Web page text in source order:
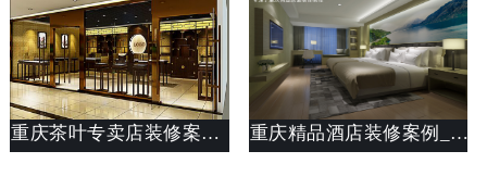
重庆茶叶专卖店装修案例_茶叶店设计方案_斯戴特工装公司 重庆精品酒店装修案例_酒店设计说明_斯戴特公装设计公司